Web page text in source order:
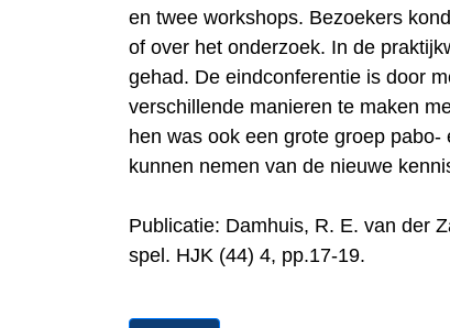
en twee workshops. Bezoekers
of over het onderzoek. In de
gehad. De eindconferentie is door
verschillende manieren te maken
hen was ook een grote groep
kunnen nemen van de nieuwe
Publicatie: Damhuis, R. E. van der
spel. HJK (44) 4, pp.17-19.